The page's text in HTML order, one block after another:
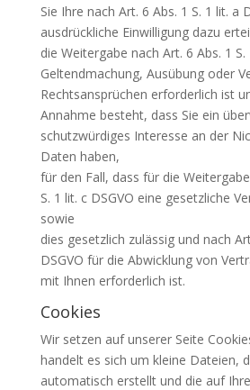
Sie Ihre nach Art. 6 Abs. 1 S. 1 lit. a
ausdrückliche Einwilligung dazu
die Weitergabe nach Art. 6 Abs. 1
Geltendmachung, Ausübung oder
Rechtsansprüchen erforderlich ist
Annahme besteht, dass Sie ein
schutzwürdiges Interesse an der
Daten haben,
für den Fall, dass für die
S. 1 lit. c DSGVO eine gesetzliche
sowie
dies gesetzlich zulässig und nach
DSGVO für die Abwicklung von
mit Ihnen erforderlich ist.
Cookies
Wir setzen auf unserer Seite
handelt es sich um kleine Dateien,
automatisch erstellt und die auf